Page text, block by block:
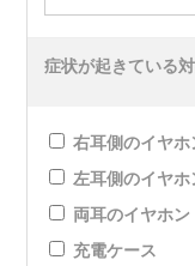
症状が起きている
右耳側のイヤホ
左耳側のイヤホ
両耳のイヤホン
充電ケース